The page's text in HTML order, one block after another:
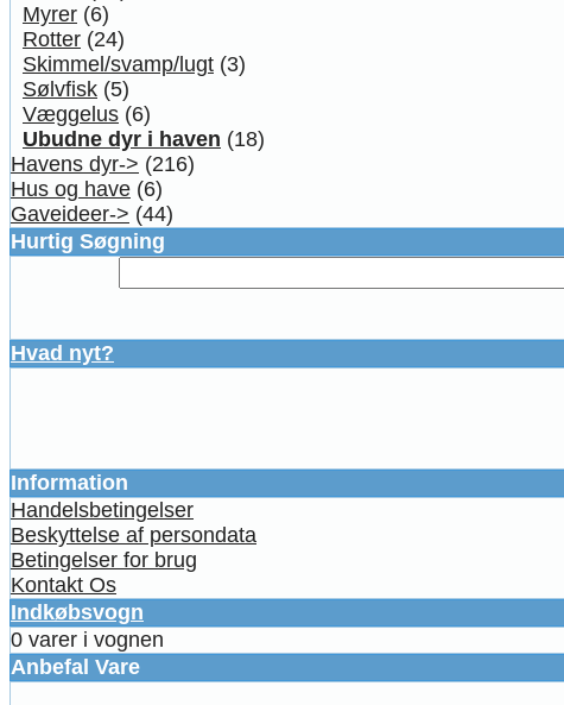
Myrer (6)
Rotter (24)
Skimmel/svamp/lugt (3)
Sølvfisk (5)
Væggelus (6)
Ubudne dyr i haven (18)
Havens dyr-> (216)
Hus og have (6)
Gaveideer-> (44)
Hurtig Søgning
Hvad nyt?
Information
Handelsbetingelser
Beskyttelse af persondata
Betingelser for brug
Kontakt Os
Indkøbsvogn
0 varer i vognen
Anbefal Vare